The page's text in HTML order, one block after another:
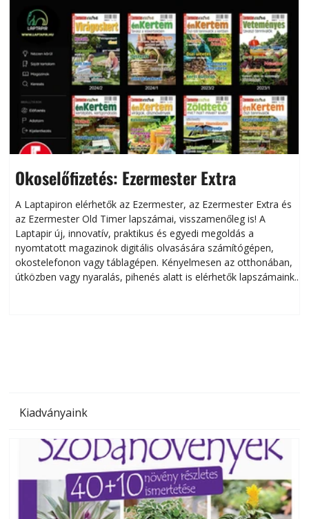
Okoselőfizetés: Ezermester Extra
A Laptapiron elérhetők az Ezermester, az Ezermester Extra és
az Ezermester Old Timer lapszámai, visszamenőleg is! A
Laptapir új, innovatív, praktikus és egyedi megoldás a
nyomtatott magazinok digitális olvasására számítógépen,
okostelefonon vagy táblagépen. Kényelmesen az otthonában,
útközben vagy nyaralás, pihenés alatt is elérhetők lapszámaink.
Kiadványaink